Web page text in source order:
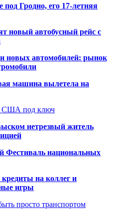
под Гродно, его 17-летняя
новый автобусный рейс с
новых автомобилей: рынок
машина вылетела на
США под ключ
нетрезвый житель
Фестиваль национальных
на коллег и
игры
просто транспортом